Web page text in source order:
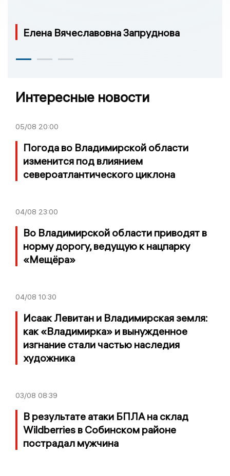
Елена Вячеславовна Запруднова
Интересные новости
05/08 20:00
Погода во Владимирской области
изменится под влиянием
североатлантического циклона
04/08 23:00
Во Владимирской области приводят в
норму дорогу, ведущую к нацпарку
«Мещёра»
04/08 10:30
Исаак Левитан и Владимирская земля:
как «Владимирка» и вынужденное
изгнание стали частью наследия
художника
03/08 08:39
В результате атаки БПЛА на склад
Wildberries в Собинском районе
пострадал мужчина